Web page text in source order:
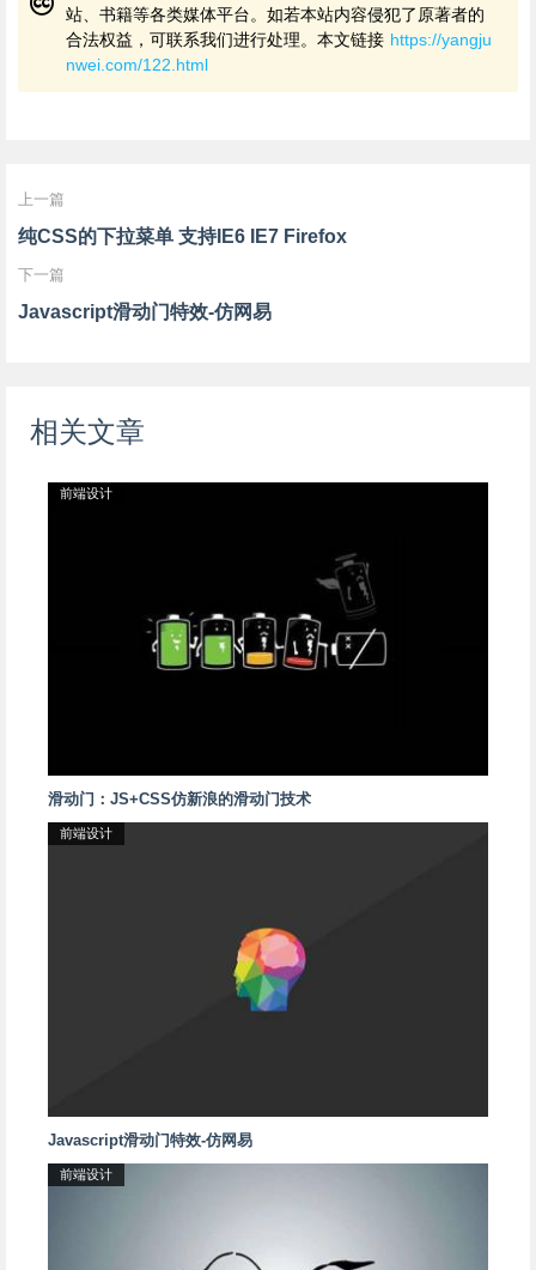
站、书籍等各类媒体平台。如若本站内容侵犯了原著者的
合法权益，可联系我们进行处理。本文链接 https://yangju
nwei.com/122.html
上一篇
纯CSS的下拉菜单 支持IE6 IE7 Firefox
下一篇
Javascript滑动门特效-仿网易
相关文章
前端设计
滑动门：JS+CSS仿新浪的滑动门技术
前端设计
Javascript滑动门特效-仿网易
前端设计